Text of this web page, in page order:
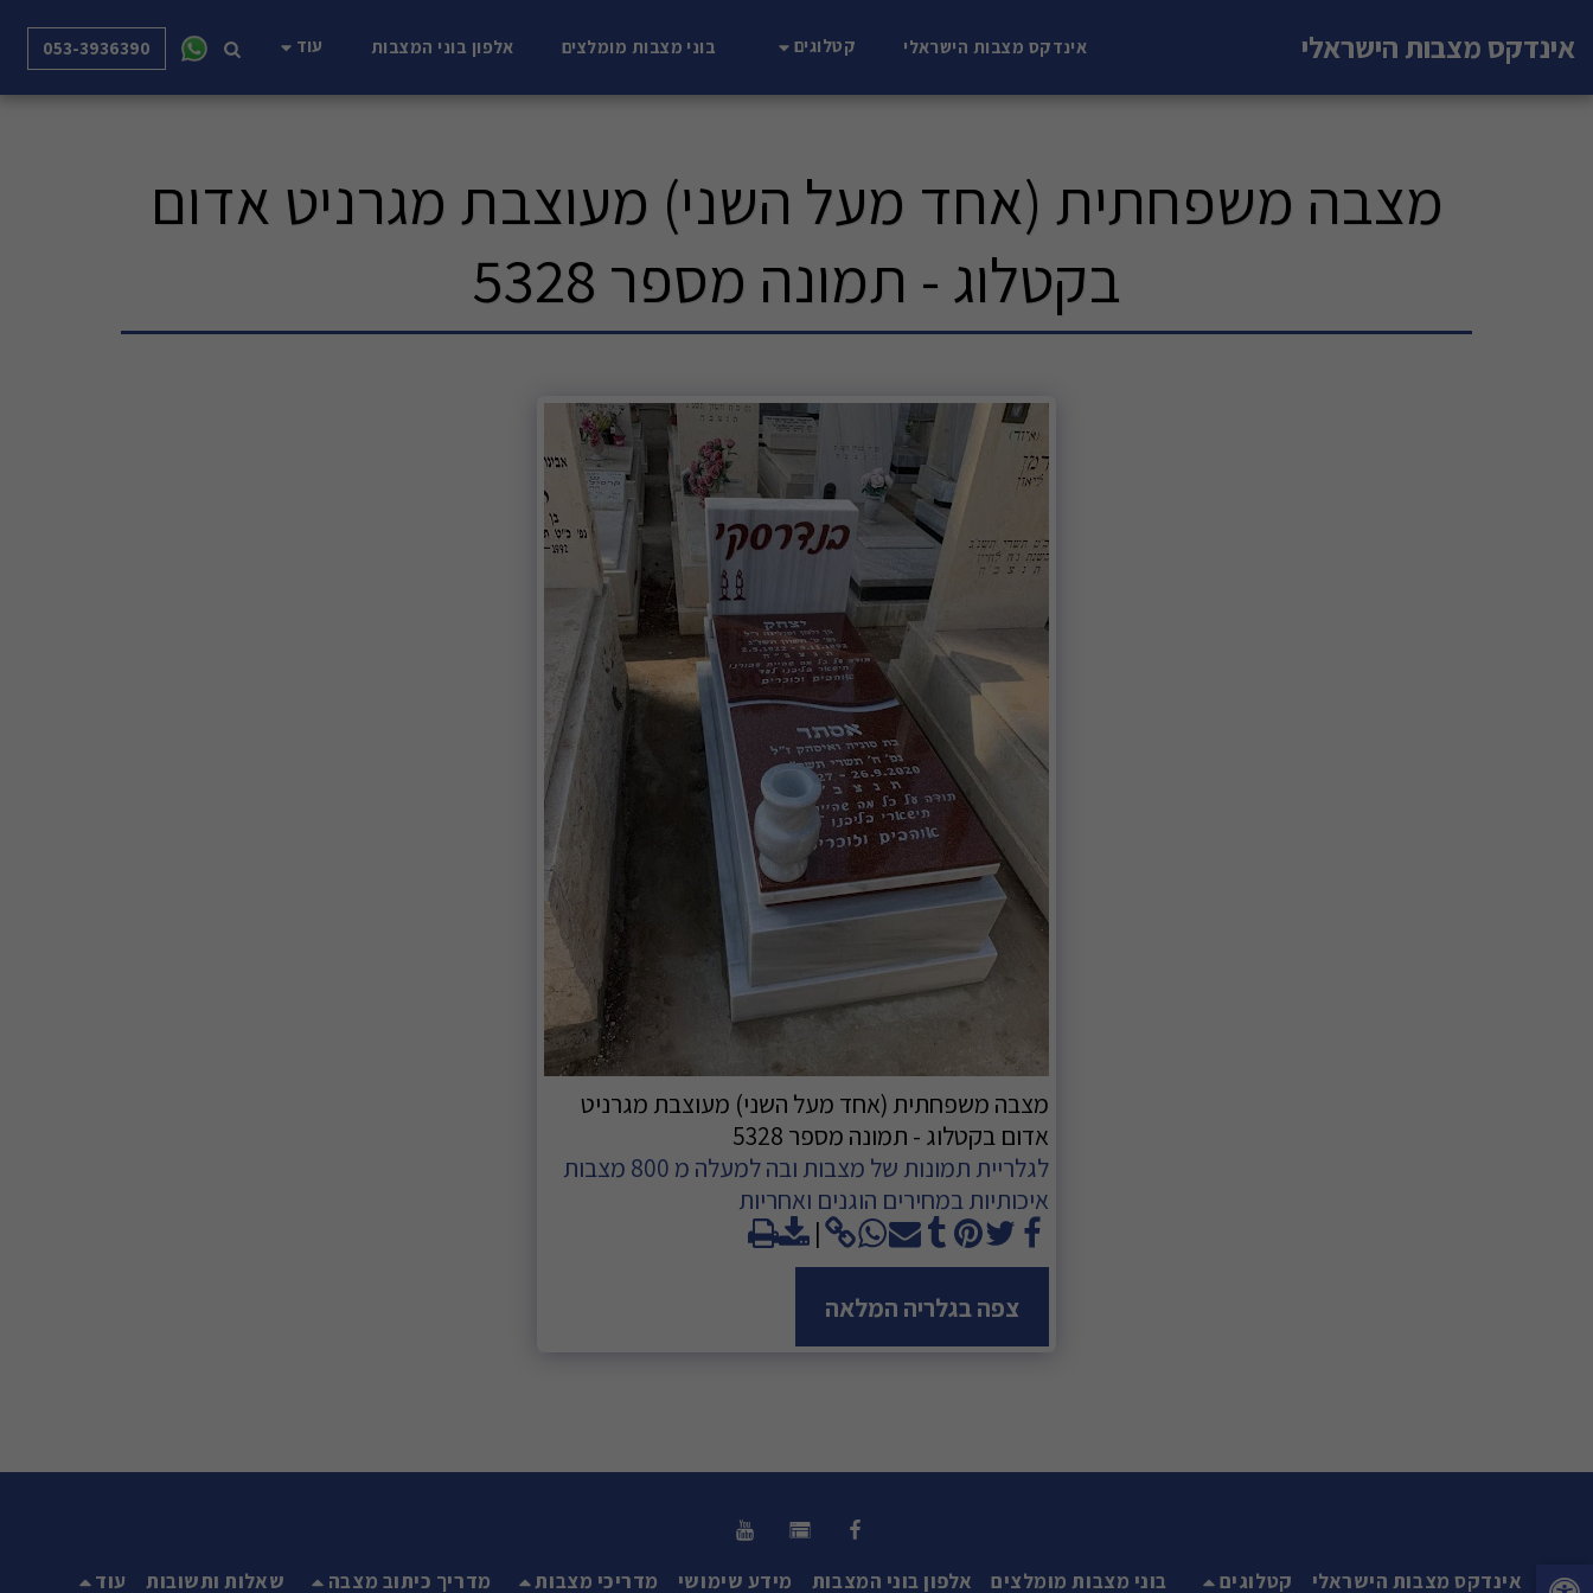
אינדקס מצבות הישראלי אינדקס מצבות הישראלי קטלוגים בוני מצבות מומלצים אלפון בוני המצבות עוד 053-3936390
מצבה משפחתית (אחד מעל השני) מעוצבת מגרניט אדום
בקטלוג - תמונה מספר 5328
מצבה משפחתית (אחד מעל השני) מעוצבת מגרניט
אדום בקטלוג - תמונה מספר 5328
לגלריית תמונות של מצבות ובה למעלה מ 800 מצבות
איכותיות במחירים הוגנים ואחריות
צפה בגלריה המלאה
אינדקס מצבות הישראלי קטלוגים בוני מצבות מומלצים אלפון בוני המצבות מידע שימושי מדריכי מצבות מדריך כיתוב מצבה שאלות ותשובות עוד